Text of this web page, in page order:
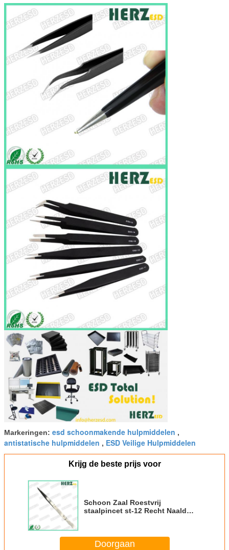
Markeringen: esd schoonmakende hulpmiddelen ,
antistatische hulpmiddelen , ESD Veilige Hulpmiddelen
Krijg de beste prijs voor
Schoon Zaal Roestvrij
staalpincet st-12 Recht Naald
Doorgaan